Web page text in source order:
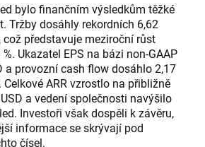
bylo finančním výsledkům těžké
Tržby dosáhly rekordních 6,62
což představuje meziroční růst
Ukazatel EPS na bázi non-GAAP
a provozní cash flow dosáhlo 2,17
Celkové ARR vzrostlo na přibližně
a vedení společnosti navýšilo
Investoři však dospěli k závěru,
informace se skrývají pod
čísel.